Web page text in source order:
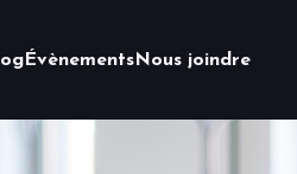
Évènements Nous joindre